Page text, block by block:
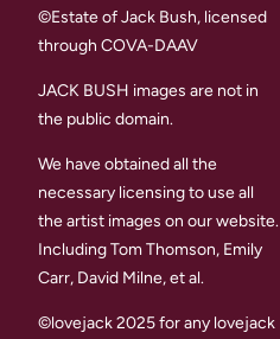
©Estate of Jack Bush, licensed
through COVA-DAAV
JACK BUSH images are not in
the public domain.
We have obtained all the
necessary licensing to use all
the artist images on our website.
Including Tom Thomson, Emily
Carr, David Milne, et al.
©lovejack 2025 for any lovejack